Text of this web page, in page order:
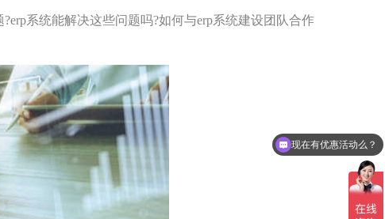
“冷”滚动计划，为什么叫冷呢？是这
个意思
系统能解决这些问题吗?如何与erp系统建设团队合作
可以介绍下你们的产品么？